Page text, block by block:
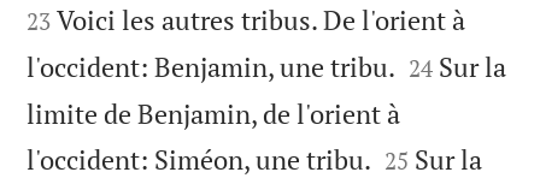
23 Voici les autres tribus. De l'orient à
l'occident: Benjamin, une tribu. 

24 Sur la
limite de Benjamin, de l'orient à
l'occident: Siméon, une tribu. 

25 Sur la